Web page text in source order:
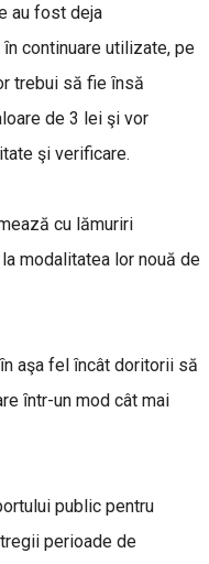
au fost deja
continuare utilizate, pe
trebui să fie ȋnsă
de 3 lei şi vor
şi verificare.
cu lămuriri
modalitatea lor nouă de
aşa fel ȋncât doritorii să
ȋntr-un mod cât mai
public pentru
perioade de